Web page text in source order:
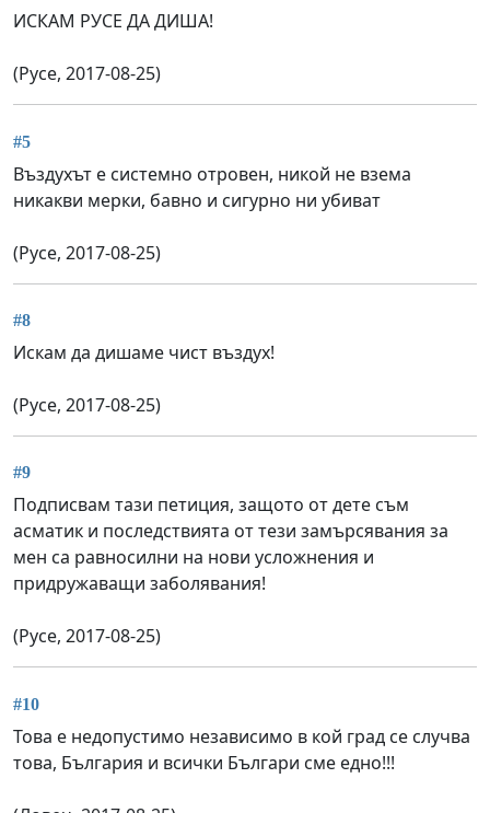
ИСКАМ РУСЕ ДА ДИША!
(Русе, 2017-08-25)
#5
Въздухът е системно отровен, никой не взема
никакви мерки, бавно и сигурно ни убиват
(Русе, 2017-08-25)
#8
Искам да дишаме чист въздух!
(Русе, 2017-08-25)
#9
Подписвам тази петиция, защото от дете съм
асматик и последствията от тези замърсявания за
мен са равносилни на нови усложнения и
придружаващи заболявания!
(Русе, 2017-08-25)
#10
Това е недопустимо независимо в кой град се случва
това, България и всички Българи сме едно!!!